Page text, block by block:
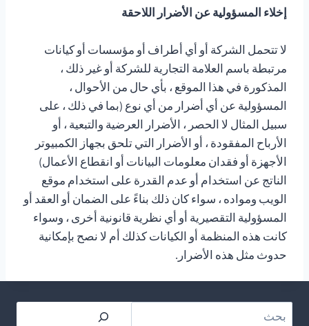
إخلاء المسؤولية عن الأضرار اللاحقة
لا تتحمل الشركة أو أي أطراف أو مؤسسات أو كيانات
مرتبطة باسم العلامة التجارية للشركة أو غير ذلك ،
المذكورة في هذا الموقع ، بأي حال من الأحوال ،
المسؤولية عن أي أضرار من أي نوع (بما في ذلك ، على
سبيل المثال لا الحصر ، الأضرار العرضية والتبعية ، أو
الأرباح المفقودة ، أو الأضرار التي تلحق بجهاز الكمبيوتر
الأجهزة أو فقدان معلومات البيانات أو انقطاع الأعمال)
الناتج عن استخدام أو عدم القدرة على استخدام موقع
الويب ومواده ، سواء كان ذلك بناءً على الضمان أو العقد أو
المسؤولية التقصيرية أو أي نظرية قانونية أخرى ، وسواء
كانت هذه المنظمة أو الكيانات كذلك أم لا نصح بإمكانية
حدوث مثل هذه الأضرار.